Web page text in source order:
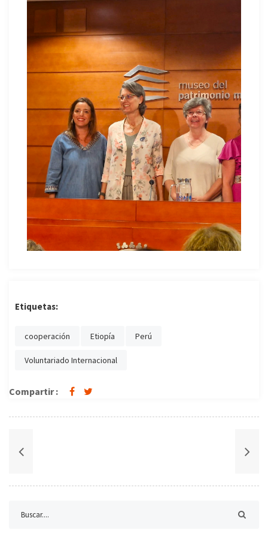
Etiquetas:
cooperación Etiopía Perú
Voluntariado Internacional
Compartir :